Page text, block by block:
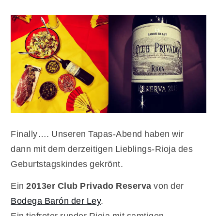
Finally…. Unseren Tapas-Abend haben wir
dann mit dem derzeitigen Lieblings-Rioja des
Geburtstagskindes gekrönt.
Ein2013er Club Privado Reserva von der
Bodega Barón der Ley.